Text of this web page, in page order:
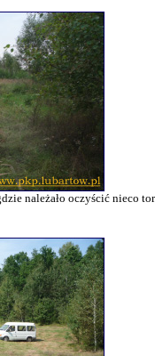
należało oczyścić nieco